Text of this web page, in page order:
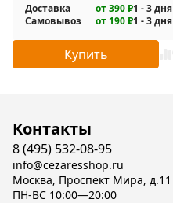
Доставка от 390 ₽1 - 3 дня
Самовывоз
от 190 ₽1 - 3 дня
Купить
Контакты
8 (495) 532-08-95
info@cezaresshop.ru
Москва, Проспект Мира, д.11
ПН-ВС 10:00—20:00